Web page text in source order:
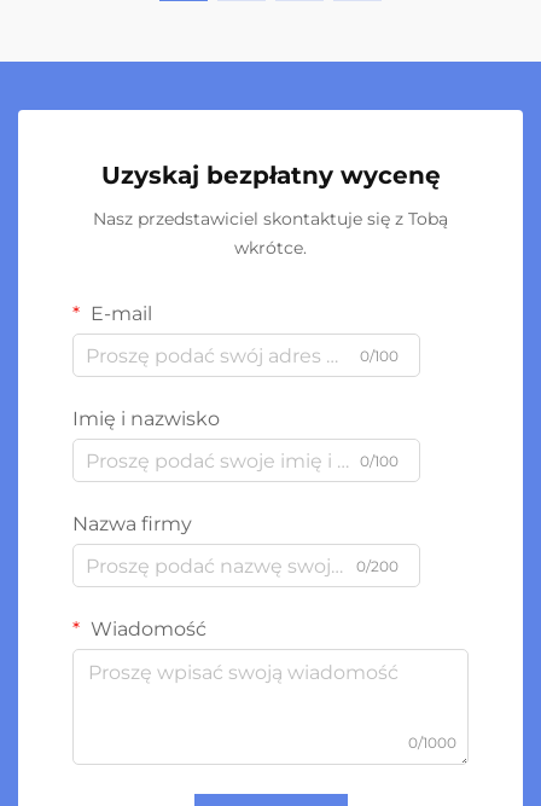
Uzyskaj bezpłatny wycenę
Nasz przedstawiciel skontaktuje się z Tobą
wkrótce.
E-mail
0/100
Imię i nazwisko
0/100
Nazwa firmy
0/200
Wiadomość
0/1000